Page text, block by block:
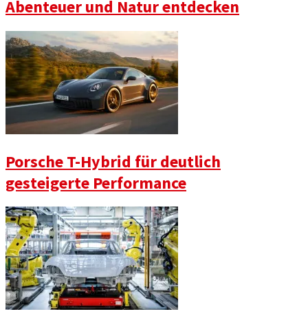
Abenteuer und Natur entdecken
Porsche T-Hybrid für deutlich
gesteigerte Performance